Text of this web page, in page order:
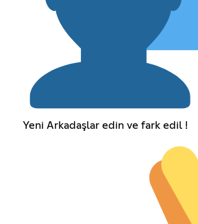
Yeni Arkadaşlar edin ve fark edil !